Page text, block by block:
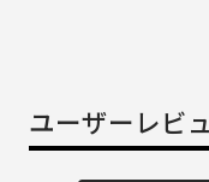
ユーザーレビ